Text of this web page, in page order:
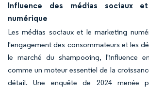
Influence des médias sociaux
numérique
Les médias sociaux et le marketing
l'engagement des consommateurs et les
le marché du shampooing, l'influence
comme un moteur essentiel de la
détail. Une enquête de 2024 menée